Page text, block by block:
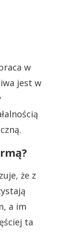
w
jest w
że z
a im
ta